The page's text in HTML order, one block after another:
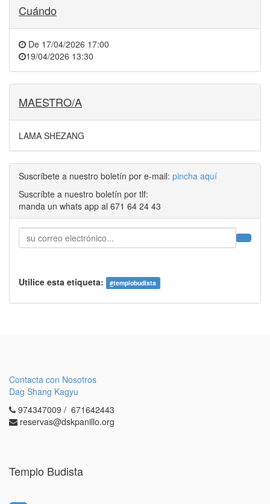
Cuándo
De 17/04/2026 17:00
19/04/2026 13:30
MAESTRO/A
LAMA SHEZANG
Suscríbete a nuestro boletín por e-mail: pincha aquí
Suscríbte a nuestro boletín por tlf:
manda un whats app al 671 64 24 43
Utilice esta etiqueta: #templobudista
Contacta con Nosotros
Dag Shang Kagyu
974347009 / 671642443
reservas@dskpanillo.org
Templo Budista